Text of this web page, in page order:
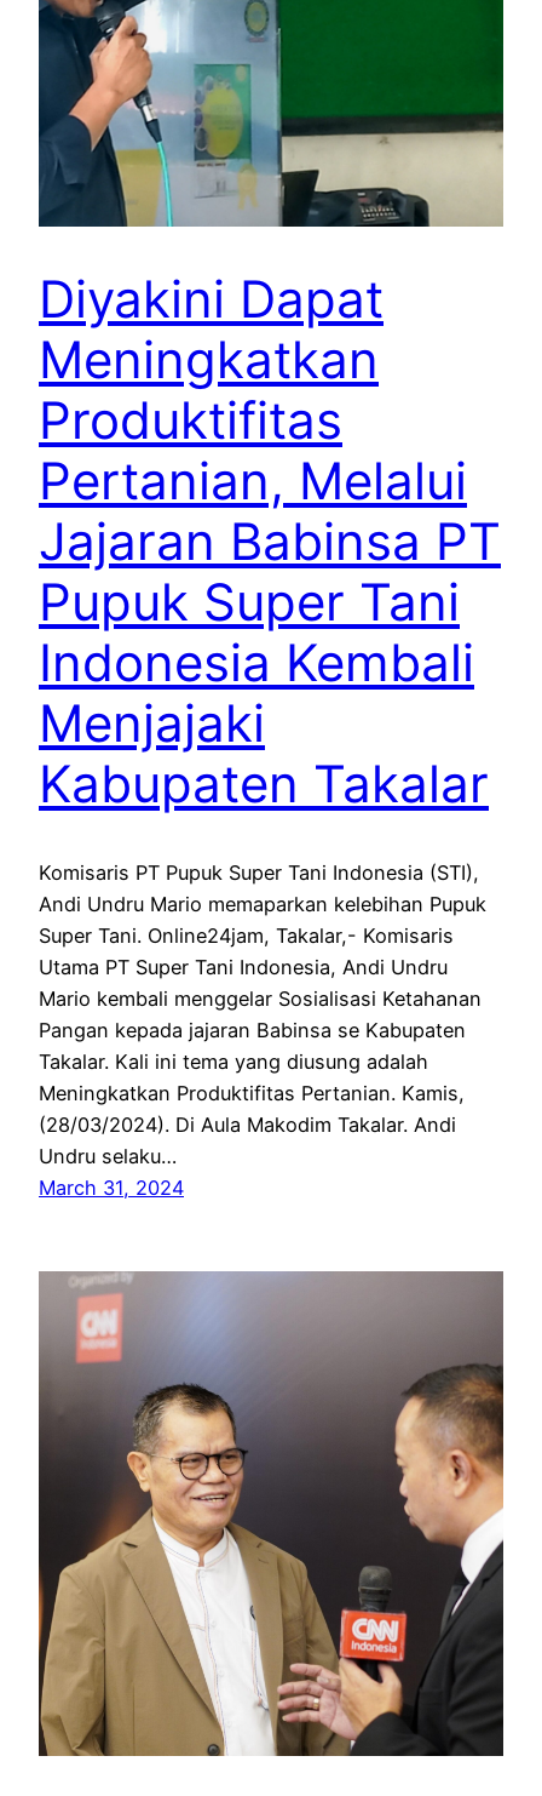
Diyakini Dapat
Meningkatkan
Produktifitas
Pertanian, Melalui
Jajaran Babinsa PT
Pupuk Super Tani
Indonesia Kembali
Menjajaki
Kabupaten Takalar
Komisaris PT Pupuk Super Tani Indonesia (STI),
Andi Undru Mario memaparkan kelebihan Pupuk
Super Tani. Online24jam, Takalar,- Komisaris
Utama PT Super Tani Indonesia, Andi Undru
Mario kembali menggelar Sosialisasi Ketahanan
Pangan kepada jajaran Babinsa se Kabupaten
Takalar. Kali ini tema yang diusung adalah
Meningkatkan Produktifitas Pertanian. Kamis,
(28/03/2024). Di Aula Makodim Takalar. Andi
Undru selaku…
March 31, 2024